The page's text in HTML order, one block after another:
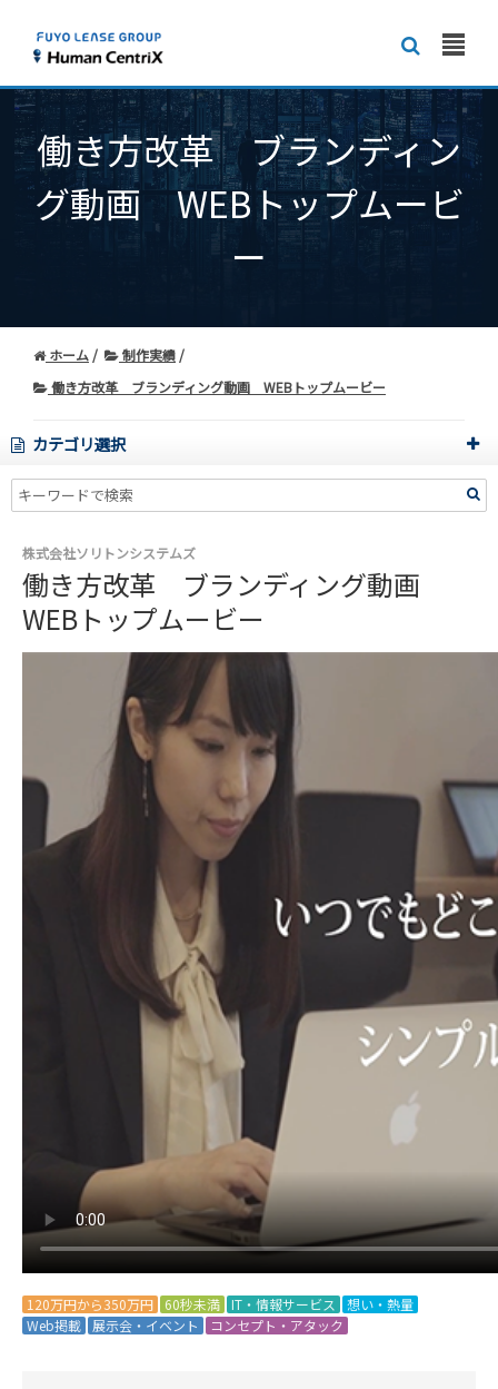
働き方改革 ブランディン
グ動画 WEBトップムービ
ー
ホーム
制作実績
働き方改革 ブランディング動画 WEBトップムービー
カテゴリ選択
株式会社ソリトンシステムズ
働き方改革 ブランディング動画
WEBトップムービー
120万円から350万円 60秒未満 IT・情報サービス
想い・熱量
Web掲載
展示会・イベント コンセプト・アタック